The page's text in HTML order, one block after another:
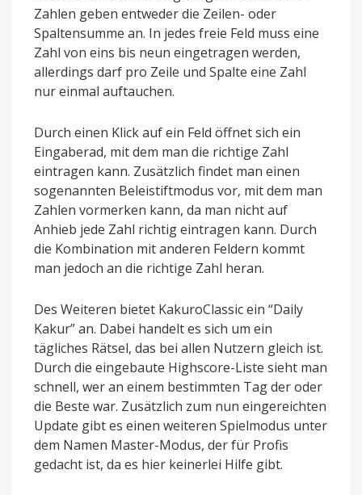
Zahlen geben entweder die Zeilen- oder
Spaltensumme an. In jedes freie Feld muss eine
Zahl von eins bis neun eingetragen werden,
allerdings darf pro Zeile und Spalte eine Zahl
nur einmal auftauchen.
Durch einen Klick auf ein Feld öffnet sich ein
Eingaberad, mit dem man die richtige Zahl
eintragen kann. Zusätzlich findet man einen
sogenannten Beleistiftmodus vor, mit dem man
Zahlen vormerken kann, da man nicht auf
Anhieb jede Zahl richtig eintragen kann. Durch
die Kombination mit anderen Feldern kommt
man jedoch an die richtige Zahl heran.
Des Weiteren bietet KakuroClassic ein “Daily
Kakur” an. Dabei handelt es sich um ein
tägliches Rätsel, das bei allen Nutzern gleich ist.
Durch die eingebaute Highscore-Liste sieht man
schnell, wer an einem bestimmten Tag der oder
die Beste war. Zusätzlich zum nun eingereichten
Update gibt es einen weiteren Spielmodus unter
dem Namen Master-Modus, der für Profis
gedacht ist, da es hier keinerlei Hilfe gibt.